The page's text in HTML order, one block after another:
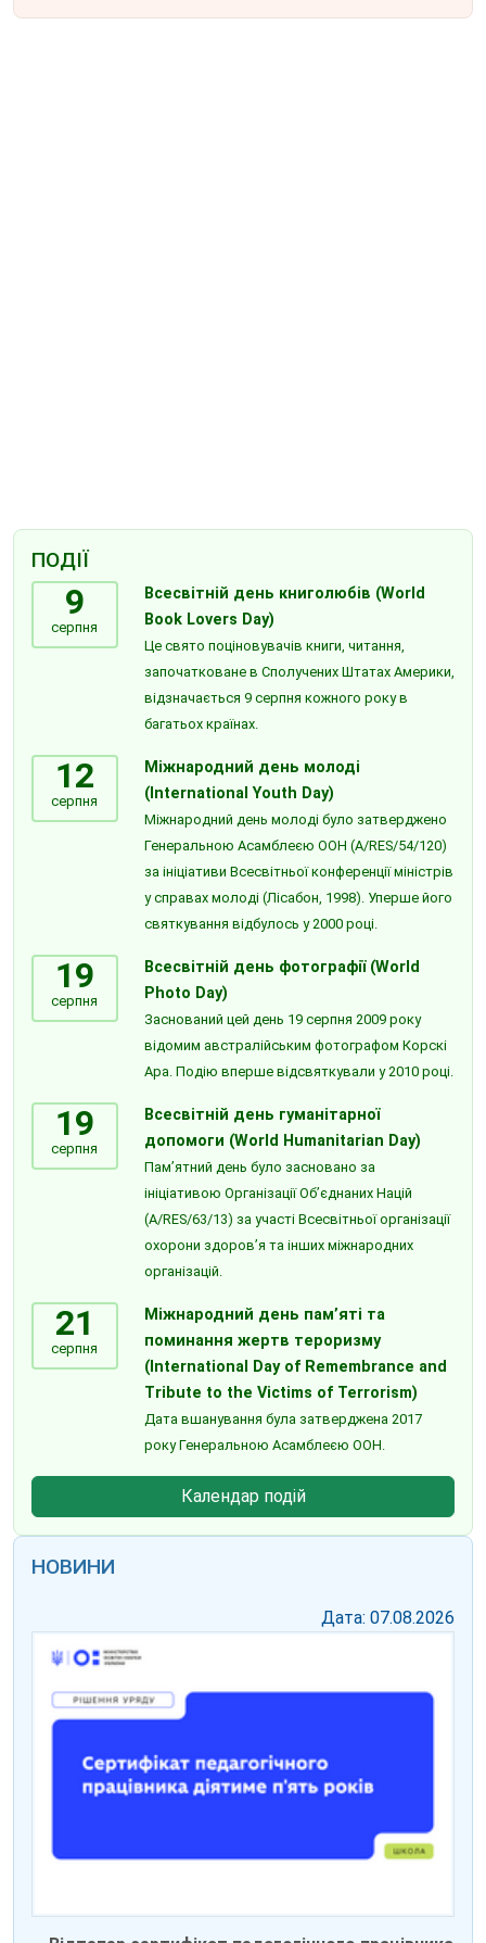
ПОДІЇ
9
серпня
Всесвітній день книголюбів (World
Book Lovers Day)
Це свято поціновувачів книги, читання,
започатковане в Сполучених Штатах Америки,
відзначається 9 серпня кожного року в
багатьох країнах.
12
серпня
Міжнародний день молоді
(International Youth Day)
Міжнародний день молоді було затверджено
Генеральною Асамблеєю ООН (A/RES/54/120)
за ініціативи Всесвітньої конференції міністрів
у справах молоді (Лісабон, 1998). Уперше його
святкування відбулось у 2000 році.
19
серпня
Всесвітній день фотографії (World
Photo Day)
Заснований цей день 19 серпня 2009 року
відомим австралійським фотографом Корскі
Ара. Подію вперше відсвяткували у 2010 році.
19
серпня
Всесвітній день гуманітарної
допомоги (World Humanitarian Day)
Пам’ятний день було засновано за
ініціативою Організації Об’єднаних Націй
(A/RES/63/13) за участі Всесвітньої організації
охорони здоров’я та інших міжнародних
організацій.
21
серпня
Міжнародний день пам’яті та
поминання жертв тероризму
(International Day of Remembrance and
Tribute to the Victims of Terrorism)
Дата вшанування була затверджена 2017
року Генеральною Асамблеєю ООН.
Календар подій
НОВИНИ
Дата: 07.08.2026